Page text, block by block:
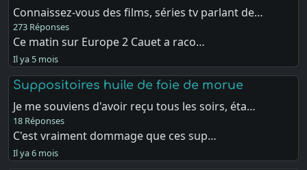
Connaissez-vous des films, séries tv parlant de…
273 Réponses
Ce matin sur Europe 2 Cauet a raco…
Il ya 5 mois
Suppositoires huile de foie de morue
Je me souviens d'avoir reçu tous les soirs, éta…
18 Réponses
C'est vraiment dommage que ces sup…
Il ya 6 mois